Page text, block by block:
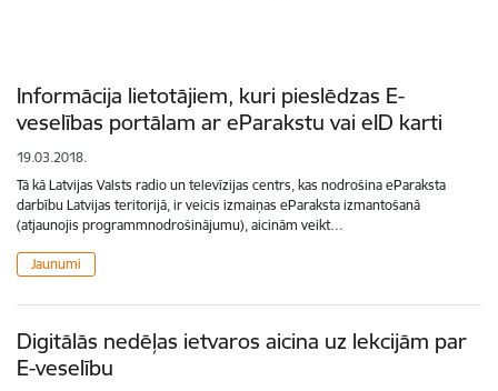
Informācija lietotājiem, kuri pieslēdzas E-
veselības portālam ar eParakstu vai eID karti
19.03.2018.
Tā kā Latvijas Valsts radio un televīzijas centrs, kas nodrošina eParaksta
darbību Latvijas teritorijā, ir veicis izmaiņas eParaksta izmantošanā
(atjaunojis programmnodrošinājumu), aicinām veikt…
Jaunumi
Digitālās nedēļas ietvaros aicina uz lekcijām par
E-veselību